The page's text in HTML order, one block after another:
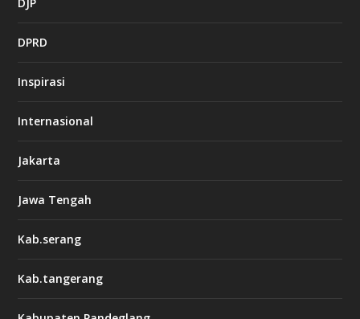
DPRD
Inspirasi
Internasional
Jakarta
Jawa Tengah
Kab.serang
Kab.tangerang